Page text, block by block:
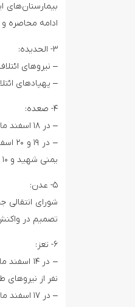
بیمارستان‌های
ادامه محاصره
۳- الحدیده:
– نیروهای ائتلاف سعودی طی ۴۸ ساعت گذشته
– پهپادهای ائتلاف سعودی طی ۴۸ ساعت گذشته ۷ بار مواضع
۴- صعده:
– در ۱۸ اسفند ماه، بر اثر گلوله باران مناطق مرزی مدیریت شدا توسط نیروهای ائتلاف سعودی، شش نفر زخمی شدند.
–
یمنی شهید و ۱۰ نفر دیگر مجروح شد.
۵- عدن:
شورای انتقالی
تصمیم در
۶- تعز:
– در ۱۴
نفر از
– در ۱۷ اسفند ماه، نیروهای طارق صالح مواضع انصارالله در منطقه البرح واقع در غرب استان تعز را مورد حملات توپخانه‌ای قرار دادند.